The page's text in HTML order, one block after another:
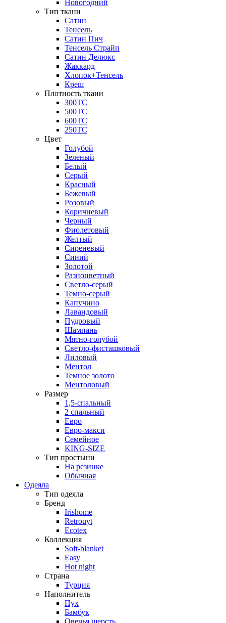
Новогодний
Тип ткани
Сатин
Тенсель
Сатин Пич
Тенсель Страйп
Сатин Делюкс
Жаккард
Хлопок+Тенсель
Креш
Плотность ткани
300ТС
500ТС
600ТС
250ТС
Цвет
Голубой
Зеленый
Белый
Серый
Красный
Бежевый
Розовый
Коричневый
Черный
Фиолетовый
Желтый
Сиреневый
Синий
Золотой
Разноцветный
Светло-серый
Темно-серый
Капучино
Лавандовый
Пудровый
Шампань
Мятно-голубой
Светло-фисташковый
Лиловый
Ментол
Темное золото
Ментоловый
Размер
1,5-спальный
2 спальный
Евро
Евро-макси
Семейное
KING-SIZE
Тип простыни
На резинке
Обычная
Одеяла
Тип одеяла
Бренд
Irishome
Retrouyt
Ecotex
Коллекция
Soft-blanket
Easy
Hot night
Страна
Турция
Наполнитель
Пух
Бамбук
Овечья шерсть